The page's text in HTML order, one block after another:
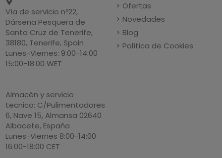
Vía de servicio nº22,
Dársena Pesquera de
Santa Cruz de Tenerife,
38180, Tenerife, Spain
Lunes-Viernes: 9:00-14:00
15:00-18:00 WET
Almacén y servicio
tecnico: C/Pulimentadores
6, Nave 15, Almansa 02640
Albacete, España
Lunes-Viernes 8:00-14:00
16:00-18:00 CET
Ofertas
Novedades
Blog
Política de Cookies